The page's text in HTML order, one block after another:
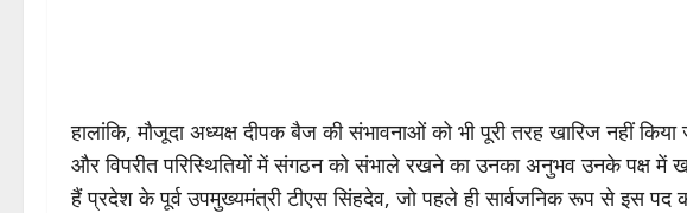
हालांकि, मौजूदा अध्यक्ष दीपक बैज की संभावनाओं को भी पूरी तरह खारिज नहीं
और विपरीत परिस्थितियों में संगठन को संभाले रखने का उनका अनुभव उनके पक्ष में
हैं प्रदेश के पूर्व उपमुख्यमंत्री टीएस सिंहदेव, जो पहले ही सार्वजनिक रूप से इस